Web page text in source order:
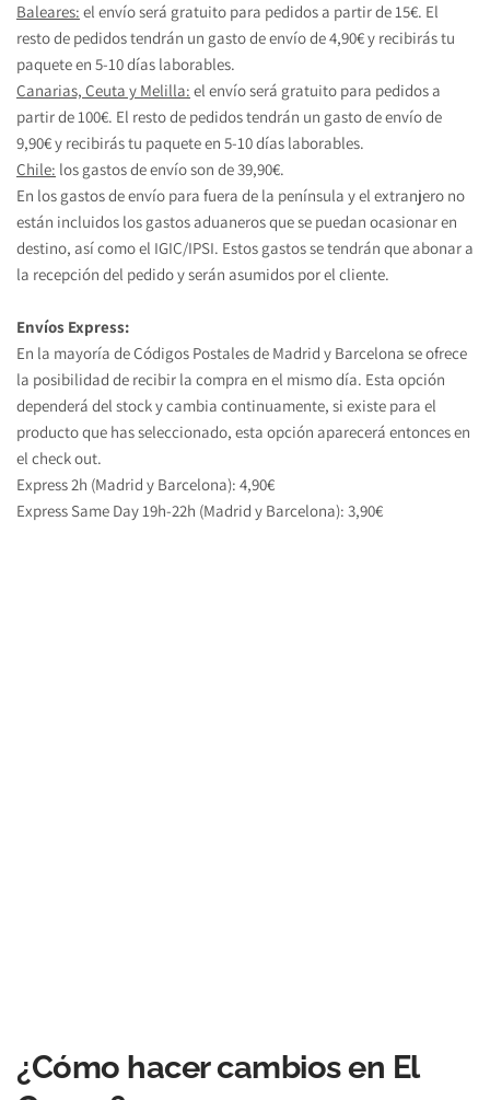
Baleares: el envío será gratuito para pedidos a partir de 15€. El
resto de pedidos tendrán un gasto de envío de 4,90€ y recibirás tu
paquete en 5-10 días laborables.
Canarias, Ceuta y Melilla: el envío será gratuito para pedidos a
partir de 100€. El resto de pedidos tendrán un gasto de envío de
9,90€ y recibirás tu paquete en 5-10 días laborables.
Chile: los gastos de envío son de 39,90€.
En los gastos de envío para fuera de la península y el extranjero no
están incluidos los gastos aduaneros que se puedan ocasionar en
destino, así como el IGIC/IPSI. Estos gastos se tendrán que abonar a
la recepción del pedido y serán asumidos por el cliente.
Envíos Express:
En la mayoría de Códigos Postales de Madrid y Barcelona se ofrece
la posibilidad de recibir la compra en el mismo día. Esta opción
dependerá del stock y cambia continuamente, si existe para el
producto que has seleccionado, esta opción aparecerá entonces en
el check out.
Express 2h (Madrid y Barcelona): 4,90€
Express Same Day 19h-22h (Madrid y Barcelona): 3,90€
¿Cómo hacer cambios en El